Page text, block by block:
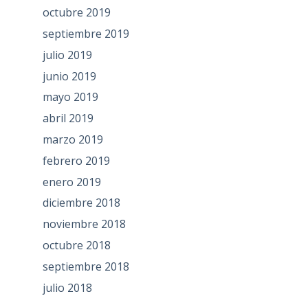
octubre 2019
septiembre 2019
julio 2019
junio 2019
mayo 2019
abril 2019
marzo 2019
febrero 2019
enero 2019
diciembre 2018
noviembre 2018
octubre 2018
septiembre 2018
julio 2018